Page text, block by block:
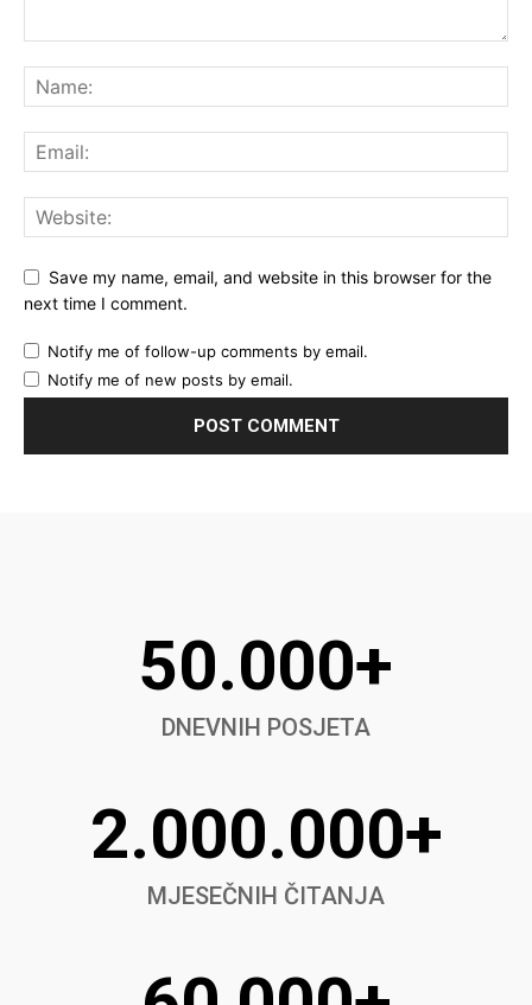
Save my name, email, and website in this browser for the
next time I comment.
Notify me of follow-up comments by email.
Notify me of new posts by email.
50.000+
DNEVNIH POSJETA
2.000.000+
MJESEČNIH ČITANJA